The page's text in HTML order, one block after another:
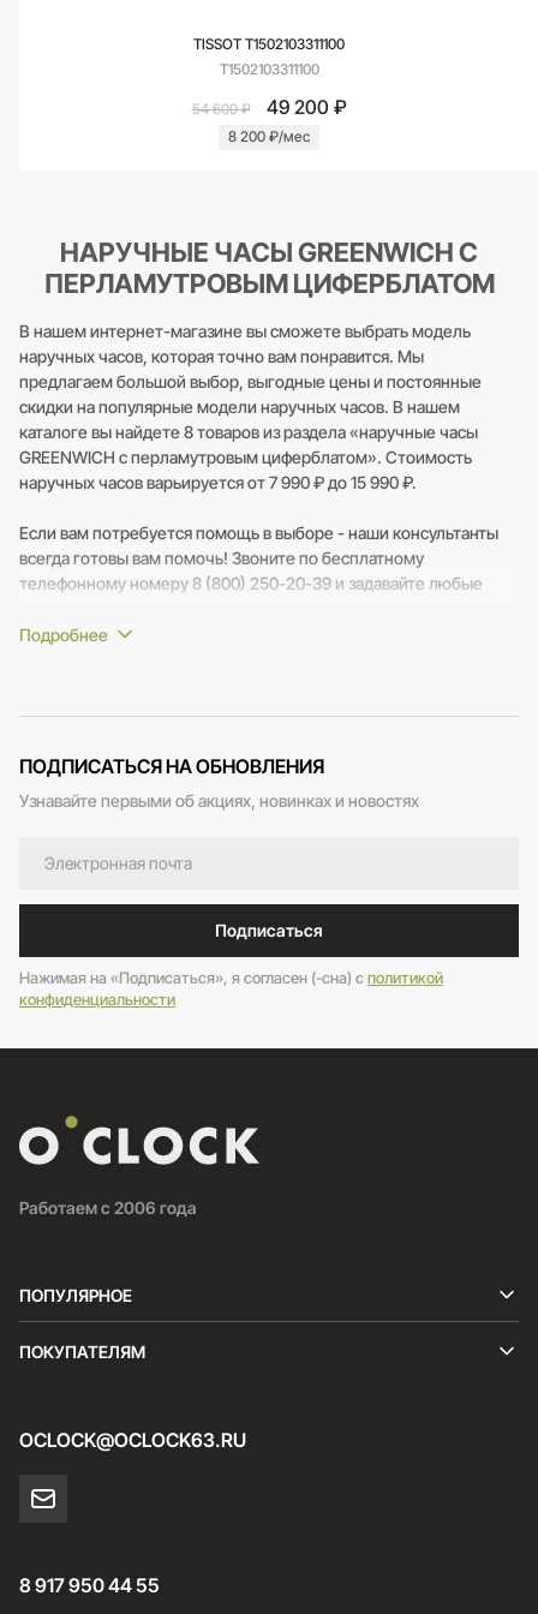
TISSOT T1502103311100
T1502103311100
54 600 ₽ 49 200 ₽
8 200 ₽/мес
НАРУЧНЫЕ ЧАСЫ GREENWICH С
ПЕРЛАМУТРОВЫМ ЦИФЕРБЛАТОМ
В нашем интернет-магазине вы сможете выбрать модель
наручных часов, которая точно вам понравится. Мы
предлагаем большой выбор, выгодные цены и постоянные
скидки на популярные модели наручных часов. В нашем
каталоге вы найдете 8 товаров из раздела «наручные часы
GREENWICH с перламутровым циферблатом». Стоимость
наручных часов варьируется от 7 990 ₽ до 15 990 ₽.
Если вам потребуется помощь в выборе - наши консультанты
всегда готовы вам помочь! Звоните по бесплатному
телефонному номеру 8 (800) 250-20-39 и задавайте любые
ПОДПИСАТЬСЯ НА ОБНОВЛЕНИЯ
Узнавайте первыми об акциях, новинках и новостях
Подписаться
Нажимая на «Подписаться», я согласен (-сна) cполитикой
конфиденциальности
Работаем с 2006 года
ПОПУЛЯРНОЕ
ПОКУПАТЕЛЯМ
OCLOCK@OCLOCK63.RU
8 917 950 44 55